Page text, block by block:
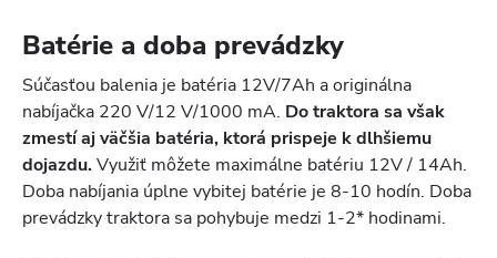
Batérie a doba prevádzky
Súčasťou balenia je batéria 12V/7Ah a originálna
nabíjačka 220 V/12 V/1000 mA. Do traktora sa však
zmestí aj väčšia batéria, ktorá prispeje k dlhšiemu
dojazdu.Využiť môžete maximálne batériu 12V / 14Ah.
Doba nabíjania úplne vybitej batérie je 8-10 hodín. Doba
prevádzky traktora sa pohybuje medzi 1-2* hodinami.